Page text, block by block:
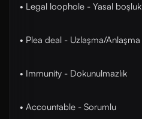
• Legal loophole - Yasal boşluk
• Plea deal - Uzlaşma/Anlaşma
• Immunity - Dokunulmazlık
• Accountable - Sorumlu